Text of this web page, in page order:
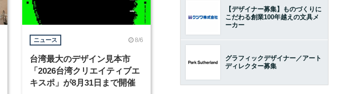
ニュース 8/6
台湾最大のデザイン見本市
「2026台湾クリエイティブエ
キスポ」が8月31日まで開催
【デザイナー募集】ものづくりに
こだわる創業100年越えの文具メ
ーカー
グラフィックデザイナー／アート
ディレクター募集